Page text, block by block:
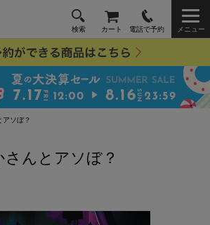
検索 カート 電話で予約 メニュー
アソぼ？
んとアソぼ？